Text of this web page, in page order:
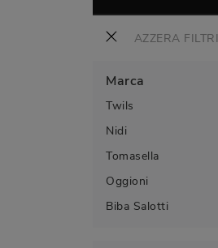
AZZERA FILTRI
Marca
Twils
Nidi
Tomasella
Oggioni
Biba Salotti